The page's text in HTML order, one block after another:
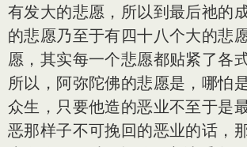
有发大的悲愿，所以到最后祂的
的悲愿乃至于有四十八个大的悲
愿，其实每一个悲愿都贴紧了各
所以，阿弥陀佛的悲愿是，哪怕
众生，只要他造的恶业不至于是
恶那样子不可挽回的恶业的话，